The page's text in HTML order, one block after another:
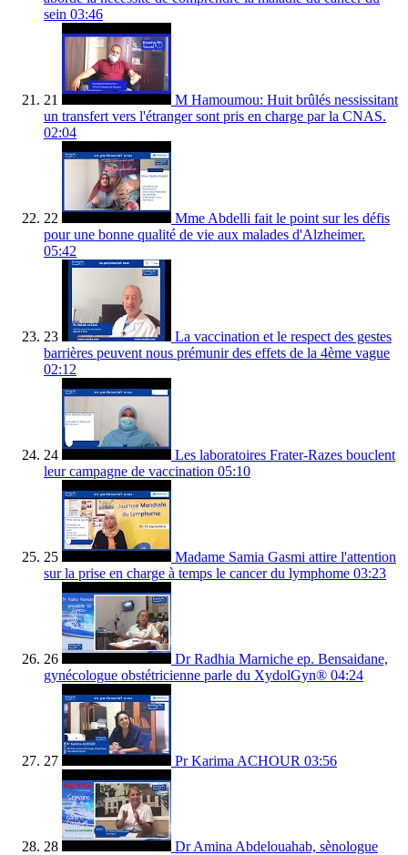
sein 03:46
21
M Hamoumou: Huit brûlés nessissitant
un transfert vers l'étranger sont pris en charge par la CNAS.
02:04
22
Mme Abdelli fait le point sur les défis
pour une bonne qualité de vie aux malades d'Alzheimer.
05:42
23
La vaccination et le respect des gestes
barrières peuvent nous prémunir des effets de la 4ème vague
02:12
24
Les laboratoires Frater-Razes bouclent
leur campagne de vaccination 05:10
25
Madame Samia Gasmi attire l'attention
sur la prise en charge à temps le cancer du lymphome 03:23
26
Dr Radhia Marniche ep. Bensaidane,
gynécologue obstétricienne parle du XydolGyn® 04:24
27 Pr Karima ACHOUR 03:56
28
Dr Amina Abdelouahab, sènologue